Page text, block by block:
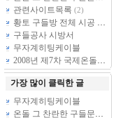
관련사이트목록 (2)
황토 구들방 전체 시공 시방서
구들공사 시방서
무자계히팅케이블
2008년 제7차 국제온돌학회 정기총회 회순
가장 많이 클릭한 글
무자계히팅케이블
온돌 그 찬란한 구들문화의 세계화를 위한 전략